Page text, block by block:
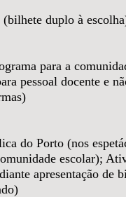
(bilhete duplo à
para a
pessoal docente e
do Porto (nos
escolar);
apresentação de